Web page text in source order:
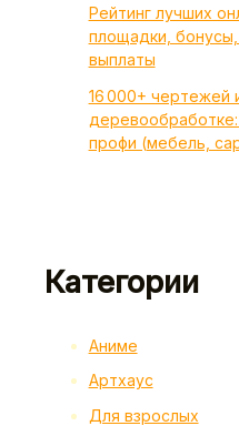
Рейтинг лучших
площадки,
выплаты
16 000+ чертежей
профи (мебель,
Категории
Аниме
Артхаус
Для взрослых